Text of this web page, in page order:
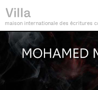
maison internationale des écritures